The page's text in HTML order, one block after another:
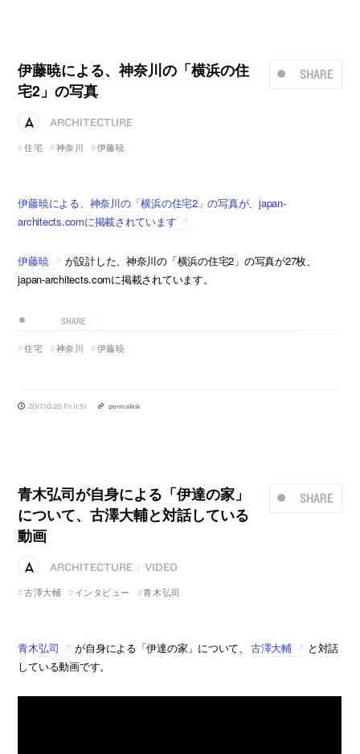
SHARE
伊藤暁による、神奈川の「横浜の住
宅2」の写真
ARCHITECTURE
住宅
神奈川 伊藤暁
伊藤暁による、神奈川の「横浜の住宅2」の写真が、japan-
architects.comに掲載されています
伊藤暁
が設計した、神奈川の「横浜の住宅2」の写真が27枚、
japan-architects.comに掲載されています。
SHARE
住宅 神奈川 伊藤暁
2017.10.20 Fri 11:51 permalink
SHARE
青木弘司が自身による「伊達の家」
について、古澤大輔と対話している
動画
ARCHITECTURE
VIDEO
古澤大輔
インタビュー 青木弘司
青木弘司 が自身による「伊達の家」について、 古澤大輔
と対話
している動画です。